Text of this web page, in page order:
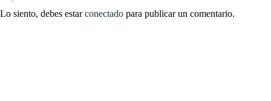
Lo siento, debes estarconectado para publicar un comentario.